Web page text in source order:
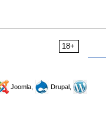
18+
Joomla,
Drupal,